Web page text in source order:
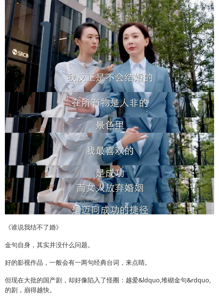
《谁说我结不了婚》
金句自身，其实并没什么问题。
好的影视作品，一般会有一两句经典台词，来点睛。
但现在大批的国产剧，却好像陷入了怪圈：越爱&ldquo,堆砌金句&rdquo,
的剧，崩得越快。